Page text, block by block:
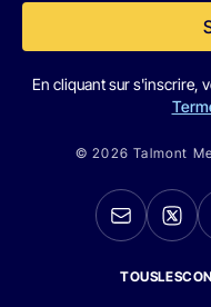
En cliquant sur s'inscrire,
© 2026 Talmont